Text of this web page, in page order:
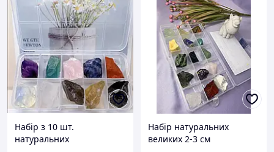
Набір з 10 шт.
натуральних
Набір натуральних
великих 2-3 см